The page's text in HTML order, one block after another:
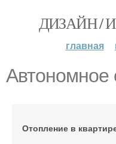
ДИЗАЙН /
главная
Автономное
Отопление в